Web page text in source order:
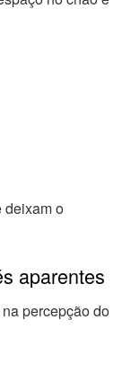
deixam o
aparentes
percepção do